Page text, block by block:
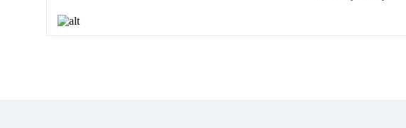
Под маркой Elsen выходят: